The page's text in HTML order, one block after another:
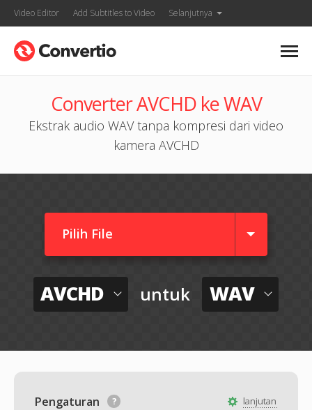
Video Editor Add Subtitles to Video Selanjutnya
Converter AVCHD ke WAV
Ekstrak audio WAV tanpa kompresi dari video
kamera AVCHD
Pilih File
AVCHD untuk WAV
lanjutan
Pengaturan